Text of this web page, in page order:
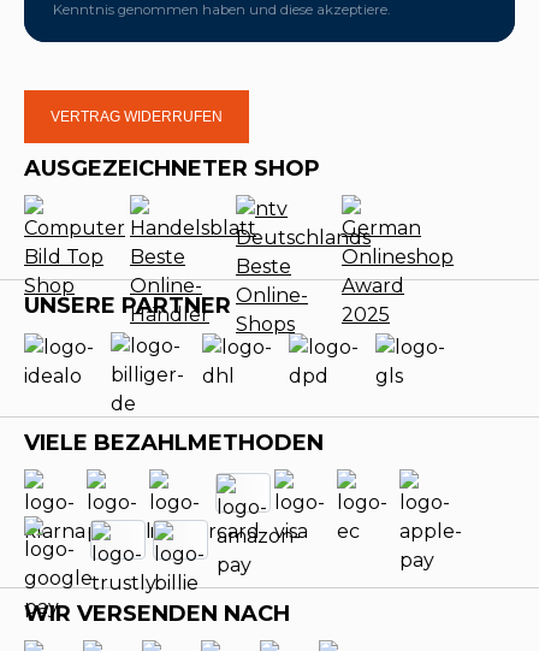
Kenntnis genommen haben und diese akzeptiere.
VERTRAG WIDERRUFEN
AUSGEZEICHNETER SHOP
UNSERE PARTNER
VIELE BEZAHLMETHODEN
WIR VERSENDEN NACH